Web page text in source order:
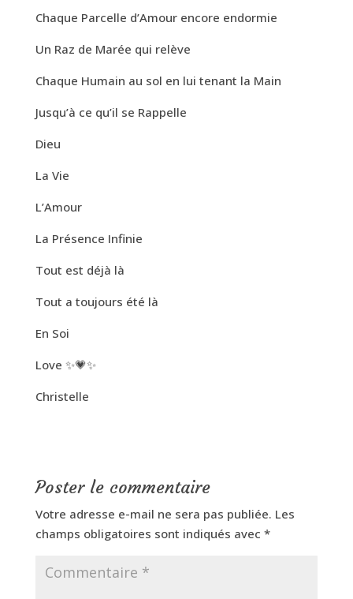
Chaque Parcelle d’Amour encore endormie
Un Raz de Marée qui relève
Chaque Humain au sol en lui tenant la Main
Jusqu’à ce qu’il se Rappelle
Dieu
La Vie
L’Amour
La Présence Infinie
Tout est déjà là
Tout a toujours été là
En Soi
Love ✨💗✨
Christelle
Poster le commentaire
Votre adresse e-mail ne sera pas publiée. Les
champs obligatoires sont indiqués avec *